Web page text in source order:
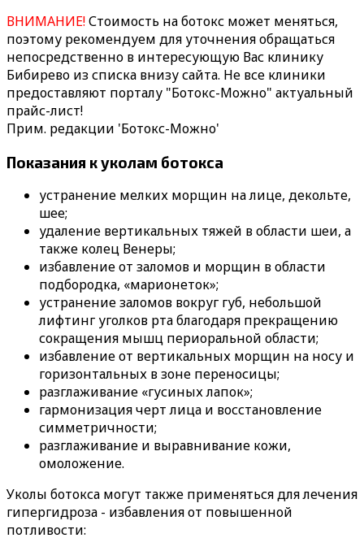
ВНИМАНИЕ!Стоимость на ботокс может меняться,
поэтому рекомендуем для уточнения обращаться
непосредственно в интересующую Вас клинику
Бибирево из списка внизу сайта. Не все клиники
предоставляют порталу "Ботокс-Можно" актуальный
прайс-лист!
Прим. редакции 'Ботокс-Можно'
Показания к уколам ботокса
устранение мелких морщин на лице, декольте,
шее;
удаление вертикальных тяжей в области шеи, а
также колец Венеры;
избавление от заломов и морщин в области
подбородка, «марионеток»;
устранение заломов вокруг губ, небольшой
лифтинг уголков рта благодаря прекращению
сокращения мышц периоральной области;
избавление от вертикальных морщин на носу и
горизонтальных в зоне переносицы;
разглаживание «гусиных лапок»;
гармонизация черт лица и восстановление
симметричности;
разглаживание и выравнивание кожи,
омоложение.
Уколы ботокса могут также применяться для лечения
гипергидроза - избавления от повышенной
потливости: